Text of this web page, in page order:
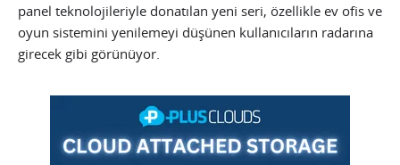
panel teknolojileriyle donatılan yeni seri, özellikle ev ofis ve
oyun sistemini yenilemeyi düşünen kullanıcıların radarına
girecek gibi görünüyor.